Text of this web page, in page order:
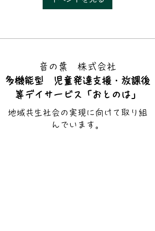
​音の葉 株式会社
多機能型 児童発達支援・放課後
等デイサービス「 おとのは」
地域共生社会の実現に向けて取り組
んでいます。